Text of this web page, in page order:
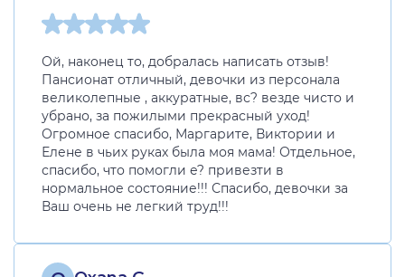
Ой, наконец то, добралась написать отзыв!
Пансионат отличный, девочки из персонала
великолепные , аккуратные, вс? везде чисто и
убрано, за пожилыми прекрасный уход!
Огромное спасибо, Маргарите, Виктории и
Елене в чьих руках была моя мама! Отдельное,
спасибо, что помогли е? привезти в
нормальное состояние!!! Спасибо, девочки за
Ваш очень не легкий труд!!!